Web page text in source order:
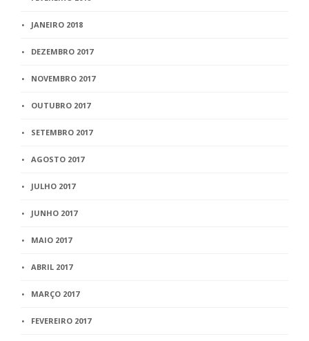
JANEIRO 2018
DEZEMBRO 2017
NOVEMBRO 2017
OUTUBRO 2017
SETEMBRO 2017
AGOSTO 2017
JULHO 2017
JUNHO 2017
MAIO 2017
ABRIL 2017
MARÇO 2017
FEVEREIRO 2017